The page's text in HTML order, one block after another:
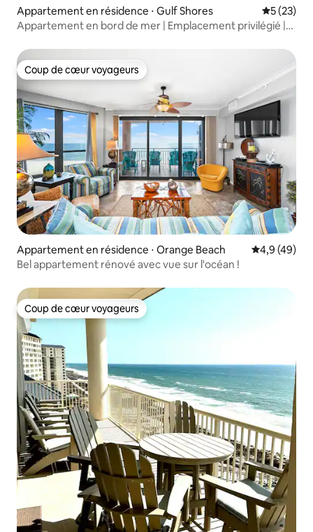
Appartement en résidence ⋅ Gulf Shores
5 (23)
Appartement en bord de mer | Emplacement privilégié |
Coup de cœur voyageurs
Coup de cœur voyageurs
Appartement en résidence ⋅ Orange Beach Évaluation
4,9 (49)
Bel appartement rénové avec vue sur l'océan !
Coup de cœur voyageurs
Coup de cœur voyageurs